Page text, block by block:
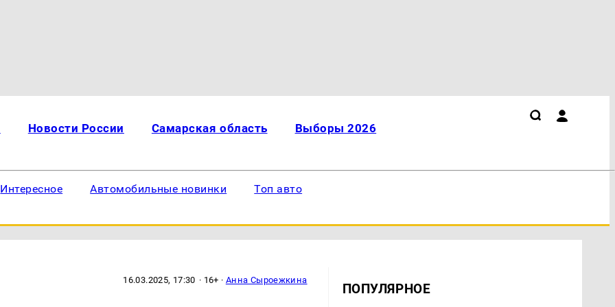
Новости России Самарская область Выборы 2026
Интересное Автомобильные новинки Топ авто
16.03.2025, 17:30 · 16+ · Анна Сыроежкина
ПОПУЛЯРНОЕ